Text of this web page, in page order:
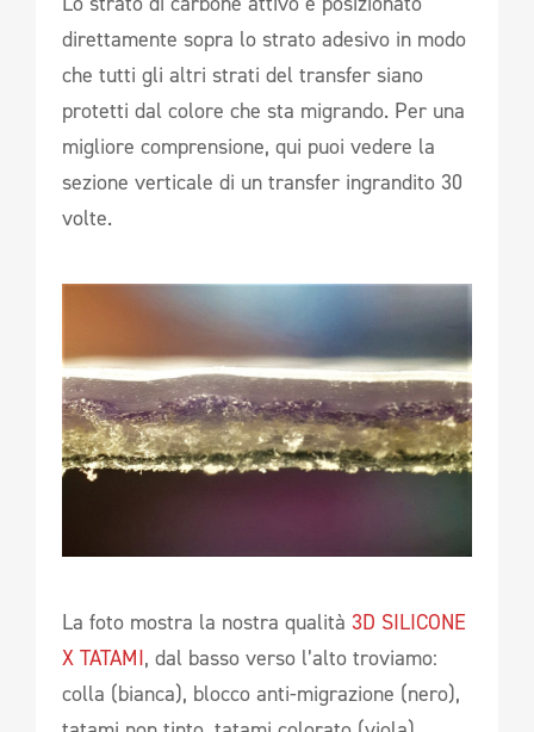
direttamente sopra lo strato adesivo in modo
che tutti gli altri strati del transfer siano
protetti dal colore che sta migrando. Per una
migliore comprensione, qui puoi vedere la
sezione verticale di un transfer ingrandito 30
volte.
La foto mostra la nostra qualità 3D SILICONE
X TATAMI, dal basso verso l’alto troviamo:
colla (bianca), blocco anti-migrazione (nero),